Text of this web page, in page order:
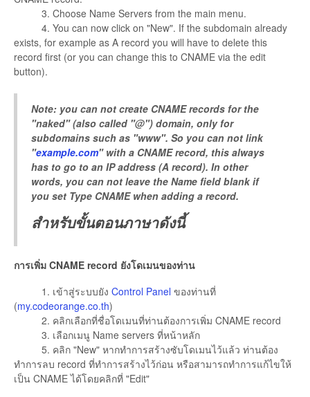
Domains
Technical
3. Choose Name Servers from the main menu.
4. You can now click on "New". If the subdomain already
exists, for example as A record you will have to delete this
record first (or you can change this to CNAME via the edit
button).
Note: you can not create CNAME records for the
"naked" (also called "@") domain, only for
subdomains such as "www". So you can not link
"example.com" with a CNAME record, this always
has to go to an IP address (A record). In other
words, you can not leave the Name field blank if
you set Type CNAME when adding a record.
สำหรับขั้นตอนภาษาดังนี้
การเพิ่ม CNAME record ยังโดเมนของท่าน
1. เข้าสู่ระบบยัง Control Panel ของท่านที่
(my.codeorange.co.th)
2. คลิกเลือกที่ชื่อโดเมนที่ท่านต้องการเพิ่ม CNAME record
3. เลือกเมนู Name servers ที่หน้าหลัก
5. คลิก "New" หากทำการสร้างซับโดเมนไว้แล้ว ท่านต้อง
ทำการลบ record ที่ทำการสร้างไว้ก่อน หรือสามารถทำการแก้ไขให้
เป็น CNAME ได้โดยคลิกที่ "Edit"